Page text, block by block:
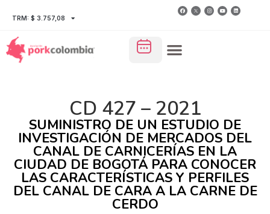
TRM: $ 3.757,08
CD 427 – 2021
SUMINISTRO DE UN ESTUDIO DE
INVESTIGACIÓN DE MERCADOS DEL
CANAL DE CARNICERÍAS EN LA
CIUDAD DE BOGOTÁ PARA CONOCER
LAS CARACTERÍSTICAS Y PERFILES
DEL CANAL DE CARA A LA CARNE DE
CERDO